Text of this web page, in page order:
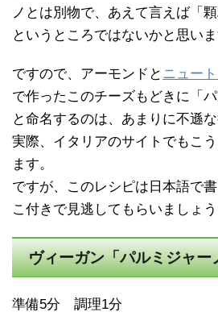
ノとは別物で、あえて言えば「
というところではないかと思いま
ですので、アーモンドと ニュー
で作ったこのチーズもどきに「
と命名するのは、あまりに不遜な
実際、イタリアのサイトでもこ
ます。
ですが、このレシピは日本語で
こ付きで見逃してもらいましょう
ヴィーガン「パルミジャー
準備5分 調理1分